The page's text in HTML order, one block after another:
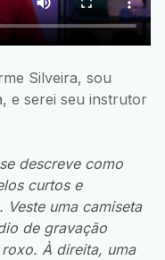
Silveira, sou
e serei seu instrutor
descreve como
curtos e
Veste uma camiseta
de gravação
À direita, uma